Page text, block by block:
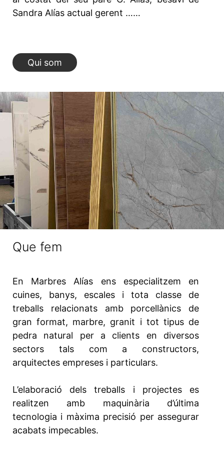
Sandra Alías actual gerent ……
Qui som
Que fem
En Marbres Alías ens especialitzem en
cuines, banys, escales i tota classe de
treballs relacionats amb porcellànics de
gran format, marbre, granit i tot tipus de
pedra natural per a clients en diversos
sectors tals com a constructors,
arquitectes empreses i particulars.
L’elaboració dels treballs i projectes es
realitzen amb maquinària d’última
tecnologia i màxima precisió per assegurar
acabats impecables.